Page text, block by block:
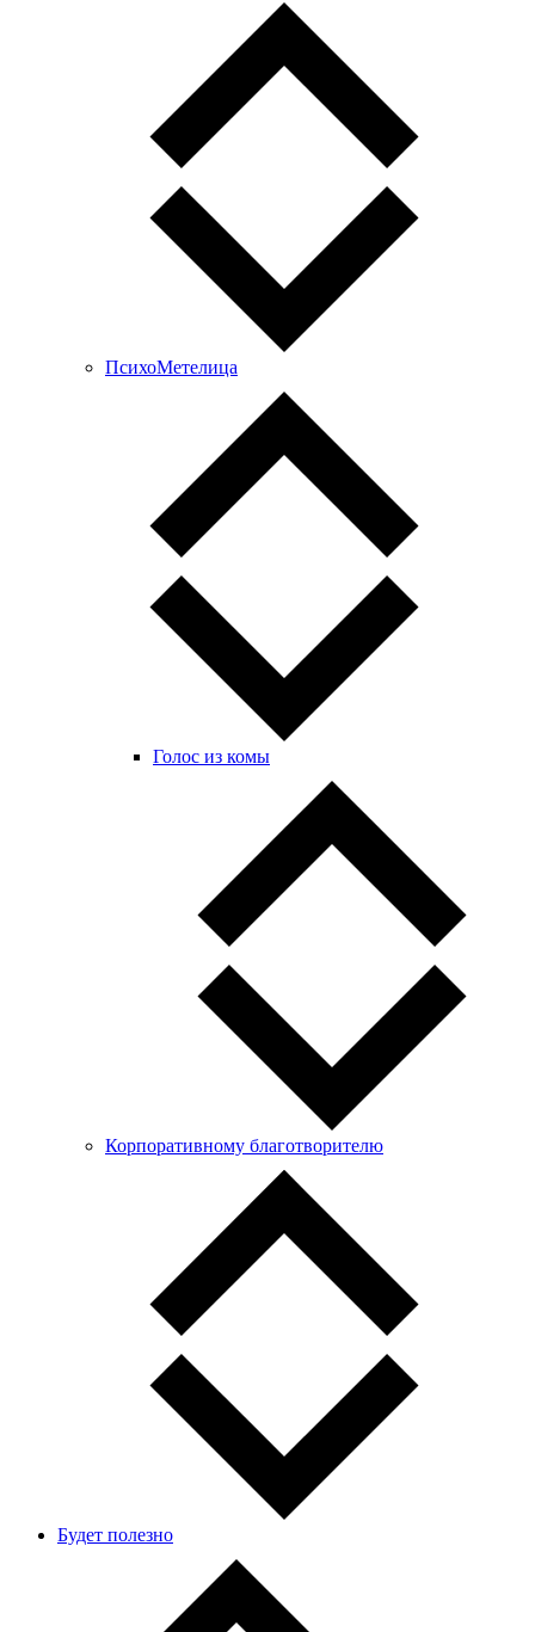
ПсихоМетелица
Голос из комы
Корпоративному благотворителю
Будет полезно